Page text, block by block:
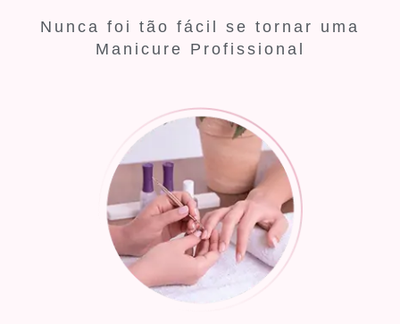
Nunca foi tão fácil se tornar uma
Manicure Profissional